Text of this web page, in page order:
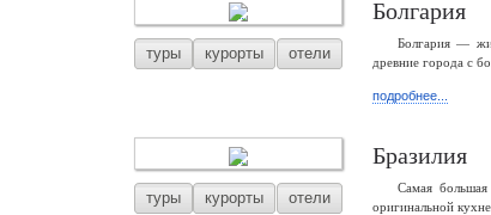
туры курорты отели
Болгария
Болгария —
древние города с
подробнее...
туры курорты отели
Бразилия
Самая
оригинальной